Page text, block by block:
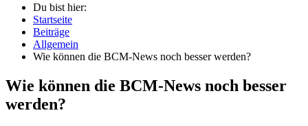
Du bist hier:
Startseite
Beiträge
Allgemein
Wie können die BCM-News noch besser werden?
Wie können die BCM-News noch besser
werden?